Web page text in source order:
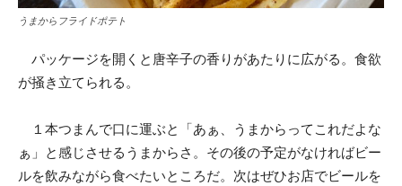
うまからフライドポテト
パッケージを開くと唐辛子の香りがあたりに広がる。食欲
が掻き立てられる。
１本つまんで口に運ぶと「あぁ、うまからってこれだよな
ぁ」と感じさせるうまからさ。その後の予定がなければビー
ルを飲みながら食べたいところだ。次はぜひお店でビールを